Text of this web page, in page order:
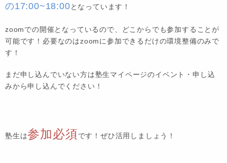
の17:00~18:00となっています！
zoomでの開催となっているので、どこからでも参加することが
可能です！必要なのはzoomに参加できるだけの環境整備のみで
す！
まだ申し込んでいない方は塾生マイページのイベント・申し込
みから申し込んでください！
塾生は参加必須です！ぜひ活用しましょう！